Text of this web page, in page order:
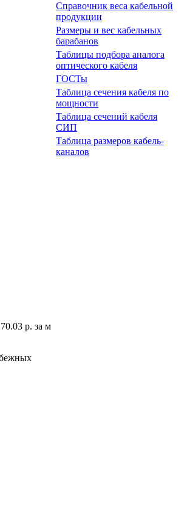
р. за м
Справочник веса кабельной
продукции
Размеры и вес кабельных
барабанов
Таблицы подбора аналога
оптического кабеля
ГОСТы
Таблица сечения кабеля по
мощности
Таблица сечений кабеля
СИП
Таблица размеров кабель-
каналов